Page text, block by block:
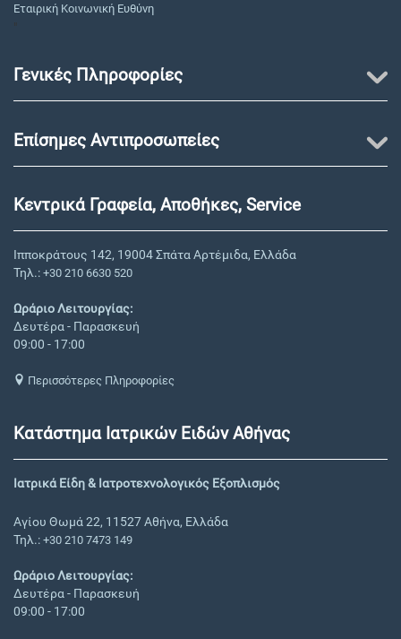
Εταιρική Κοινωνική Ευθύνη
"
Γενικές Πληροφορίες
Επίσημες Αντιπροσωπείες
Κεντρικά Γραφεία, Αποθήκες, Service
Ιπποκράτους 142, 19004 Σπάτα Αρτέμιδα, Ελλάδα
Τηλ.: +30 210 6630 520
Ωράριο Λειτουργίας:
Δευτέρα - Παρασκευή
09:00 - 17:00
Περισσότερες Πληροφορίες
Κατάστημα Ιατρικών Ειδών Αθήνας
Ιατρικά Είδη & Ιατροτεχνολογικός Εξοπλισμός
Αγίου Θωμά 22, 11527 Αθήνα, Ελλάδα
Τηλ.: +30 210 7473 149
Ωράριο Λειτουργίας:
Δευτέρα - Παρασκευή
09:00 - 17:00